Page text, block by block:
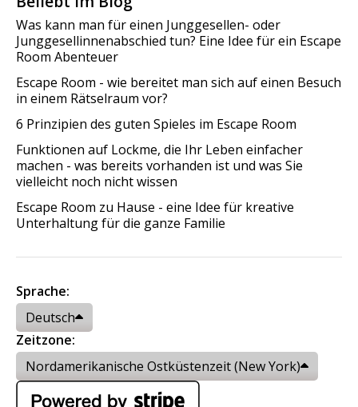
Was kann man für einen Junggesellen- oder
Junggesellinnenabschied tun? Eine Idee für ein Escape
Room Abenteuer
Escape Room - wie bereitet man sich auf einen Besuch
in einem Rätselraum vor?
6 Prinzipien des guten Spieles im Escape Room
Funktionen auf Lockme, die Ihr Leben einfacher
machen - was bereits vorhanden ist und was Sie
vielleicht noch nicht wissen
Escape Room zu Hause - eine Idee für kreative
Unterhaltung für die ganze Familie
Sprache:
Deutsch
Zeitzone:
Nordamerikanische Ostküstenzeit (New York)